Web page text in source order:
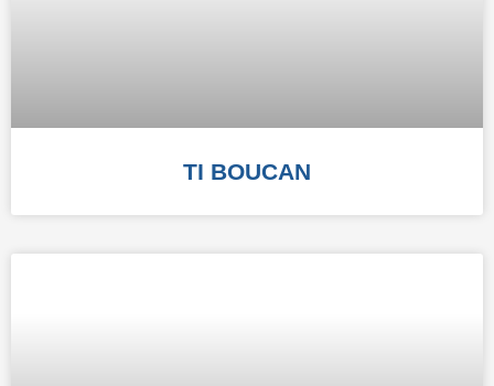
TI BOUCAN